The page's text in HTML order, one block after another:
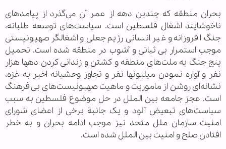
بحران منطقه که چندین دهه از عمر آن می‌گذرد از پیامدهای
ناخوشایند اشغال فلسطین است. سیاست‌های توسعه طلبانه،
جنگ افروزانه و غیر انسانی رژیم جعلی و اشغالگر صهیونیستی
موجب استمرار بی ثباتی و آشوب در منطقه شده است. تحمیل
پنج جنگ به ملت‌های منطقه و کشتن و زندانی کردن دهها هزار
نفر و آواره نمودن میلیونها نفر و تجاوز وحشیانه اخیر به غزه،
نشانه‌ای روشن از ماموریت و ماهیت صهیونیست‌های بی فرهنگ
است. عجز جامعه بین الملل در حل موضوع فلسطین به سبب
سیاست‌های تبعیض آلود و یک جانبة برخی از اعضای شورای
امنیت سازمان ملل متحد نیز موجب ادامه بحران و به خطر
افتادن صلح و امنیت بین الملل شده است.